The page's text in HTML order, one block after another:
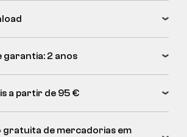
garantia: 2 anos
a partir de 95 €
gratuita de mercadorias em